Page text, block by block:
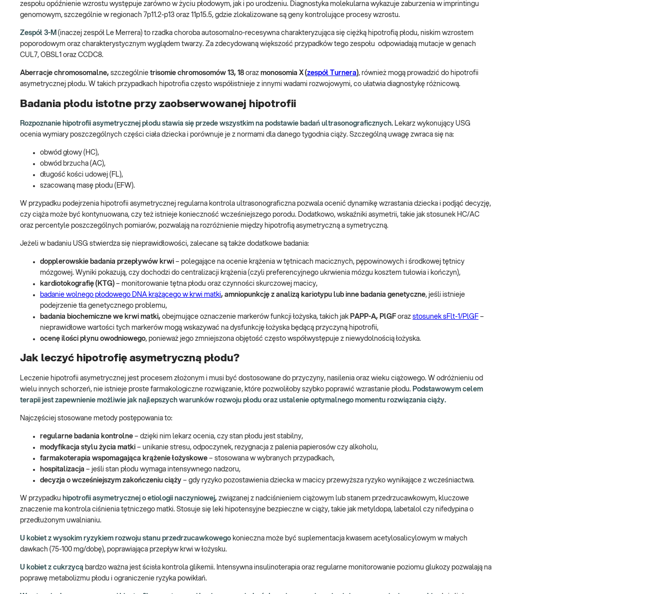
zespołu opóźnienie wzrostu występuje zarówno w życiu płodowym, jak i po urodzeniu. Diagnostyka molekularna wykazuje zaburzenia w imprintingu
genomowym, szczególnie w regionach 7p11.2-p13 oraz 11p15.5, gdzie zlokalizowane są geny kontrolujące procesy wzrostu.
Zespół 3-M (inaczej zespół Le Merrera) to rzadka choroba autosomalno-recesywna charakteryzująca się ciężką hipotrofią płodu, niskim wzrostem
poporodowym oraz charakterystycznym wyglądem twarzy. Za zdecydowaną większość przypadków tego zespołu odpowiadają mutacje w genach
CUL7, OBSL1 oraz CCDC8.
Aberracje chromosomalne, szczególnie trisomie chromosomów 13, 18 oraz monosomia X (zespół Turnera), również mogą prowadzić do hipotrofii
asymetrycznej płodu. W takich przypadkach hipotrofia często współistnieje z innymi wadami rozwojowymi, co ułatwia diagnostykę różnicową.
Badania płodu istotne przy zaobserwowanej hipotrofii
Rozpoznanie hipotrofii asymetrycznej płodu stawia się przede wszystkim na podstawie badań ultrasonograficznych. Lekarz wykonujący USG
ocenia wymiary poszczególnych części ciała dziecka i porównuje je z normami dla danego tygodnia ciąży. Szczególną uwagę zwraca się na:
obwód głowy (HC),
obwód brzucha (AC),
długość kości udowej (FL),
szacowaną masę płodu (EFW).
W przypadku podejrzenia hipotrofii asymetrycznej regularna kontrola ultrasonograficzna pozwala ocenić dynamikę wzrastania dziecka i podjąć decyzję,
czy ciąża może być kontynuowana, czy też istnieje konieczność wcześniejszego porodu. Dodatkowo, wskaźniki asymetrii, takie jak stosunek HC/AC
oraz percentyle poszczególnych pomiarów, pozwalają na rozróżnienie między hipotrofią asymetryczną a symetryczną.
Jeżeli w badaniu USG stwierdza się nieprawidłowości, zalecane są także dodatkowe badania:
dopplerowskie badania przepływów krwi – polegające na ocenie krążenia w tętnicach macicznych, pępowinowych i środkowej tętnicy
mózgowej. Wyniki pokazują, czy dochodzi do centralizacji krążenia (czyli preferencyjnego ukrwienia mózgu kosztem tułowia i kończyn),
kardiotokografię (KTG) – monitorowanie tętna płodu oraz czynności skurczowej macicy,
badanie wolnego płodowego DNA krążącego w krwi matki, amniopunkcję z analizą kariotypu lub inne badania genetyczne, jeśli istnieje
podejrzenie tła genetycznego problemu,
badania biochemiczne we krwi matki, obejmujące oznaczenie markerów funkcji łożyska, takich jak PAPP-A, PlGF oraz stosunek sFlt-1/PlGF –
nieprawidłowe wartości tych markerów mogą wskazywać na dysfunkcję łożyska będącą przyczyną hipotrofii,
ocenę ilości płynu owodniowego, ponieważ jego zmniejszona objętość często współwystępuje z niewydolnością łożyska.
Jak leczyć hipotrofię asymetryczną płodu?
Leczenie hipotrofii asymetrycznej jest procesem złożonym i musi być dostosowane do przyczyny, nasilenia oraz wieku ciążowego. W odróżnieniu od
wielu innych schorzeń, nie istnieje proste farmakologiczne rozwiązanie, które pozwoliłoby szybko poprawić wzrastanie płodu. Podstawowym celem
terapii jest zapewnienie możliwie jak najlepszych warunków rozwoju płodu oraz ustalenie optymalnego momentu rozwiązania ciąży.
Najczęściej stosowane metody postępowania to:
regularne badania kontrolne – dzięki nim lekarz ocenia, czy stan płodu jest stabilny,
modyfikacja stylu życia matki – unikanie stresu, odpoczynek, rezygnacja z palenia papierosów czy alkoholu,
farmakoterapia wspomagająca krążenie łożyskowe – stosowana w wybranych przypadkach,
hospitalizacja – jeśli stan płodu wymaga intensywnego nadzoru,
decyzja o wcześniejszym zakończeniu ciąży – gdy ryzyko pozostawienia dziecka w macicy przewyższa ryzyko wynikające z wcześniactwa.
W przypadku hipotrofii asymetrycznej o etiologii naczyniowej, związanej z nadciśnieniem ciążowym lub stanem przedrzucawkowym, kluczowe
znaczenie ma kontrola ciśnienia tętniczego matki. Stosuje się leki hipotensyjne bezpieczne w ciąży, takie jak metyldopa, labetalol czy nifedypina o
przedłużonym uwalnianiu.
U kobiet z wysokim ryzykiem rozwoju stanu przedrzucawkowego konieczna może być suplementacja kwasem acetylosalicylowym w małych
dawkach (75-100 mg/dobę), poprawiająca przepływ krwi w łożysku.
U kobiet z cukrzycą bardzo ważna jest ścisła kontrola glikemii. Intensywna insulinoterapia oraz regularne monitorowanie poziomu glukozy pozwalają na
poprawę metabolizmu płodu i ograniczenie ryzyka powikłań.